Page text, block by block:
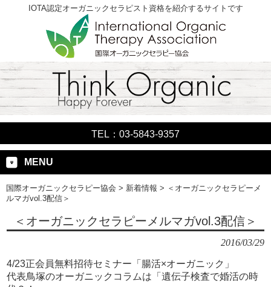
IOTA認定オーガニックセラピスト資格を紹介するサイトです
TEL：03-5843-9357
MENU
国際オーガニックセラピー協会 > 新着情報 > ＜オーガニックセラピーメ
ルマガvol.3配信＞
＜オーガニックセラピーメルマガvol.3配信＞
2016/03/29
4/23正会員無料招待セミナー「腸活×オーガニック」
代表鳥塚のオーガニックコラムは「遺伝子検査で婚活の時